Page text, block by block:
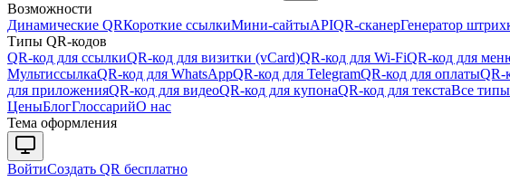
Возможности
Динамические QRКороткие ссылкиМини-сайтыAPIQR-сканерГенератор
Типы QR-кодов
QR-код для ссылкиQR-код для визитки (vCard)QR-код для Wi-FiQR-код для
МультиссылкаQR-код для WhatsAppQR-код для TelegramQR-код для оплатыQR-
для приложенияQR-код для видеоQR-код для купонаQR-код для текстаВсе
ЦеныБлогГлоссарийО нас
Тема оформления
ВойтиСоздать QR бесплатно